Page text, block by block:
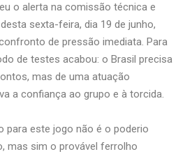
o alerta na comissão técnica e
sexta-feira, dia 19 de junho,
de pressão imediata. Para
de testes acabou: o Brasil precisa
mas de uma atuação
a confiança ao grupo e à torcida.
para este jogo não é o poderio
mas sim o provável ferrolho